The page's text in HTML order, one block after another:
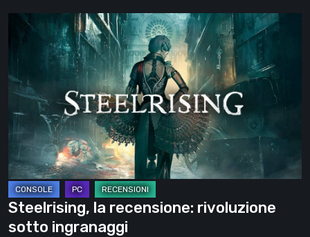
Steelrising,
recensione:
rivoluzione
sotto
ingranaggi
Steelrising, la recensione: rivoluzione
sotto ingranaggi